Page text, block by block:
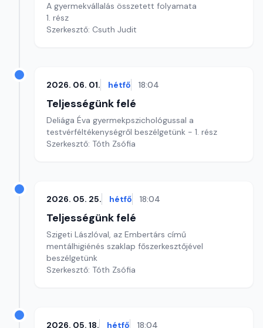
A gyermekvállalás összetett folyamata
1. rész
Szerkesztő: Csuth Judit
2026. 06. 01. hétfő 18:04
Teljességünk felé
Deliága Éva gyermekpszichológussal a
testvérféltékenységről beszélgetünk - 1. rész
Szerkesztő: Tóth Zsófia
2026. 05. 25. hétfő 18:04
Teljességünk felé
Szigeti Lászlóval, az Embertárs című
mentálhigiénés szaklap főszerkesztőjével
beszélgetünk
Szerkesztő: Tóth Zsófia
2026. 05. 18. hétfő 18:04